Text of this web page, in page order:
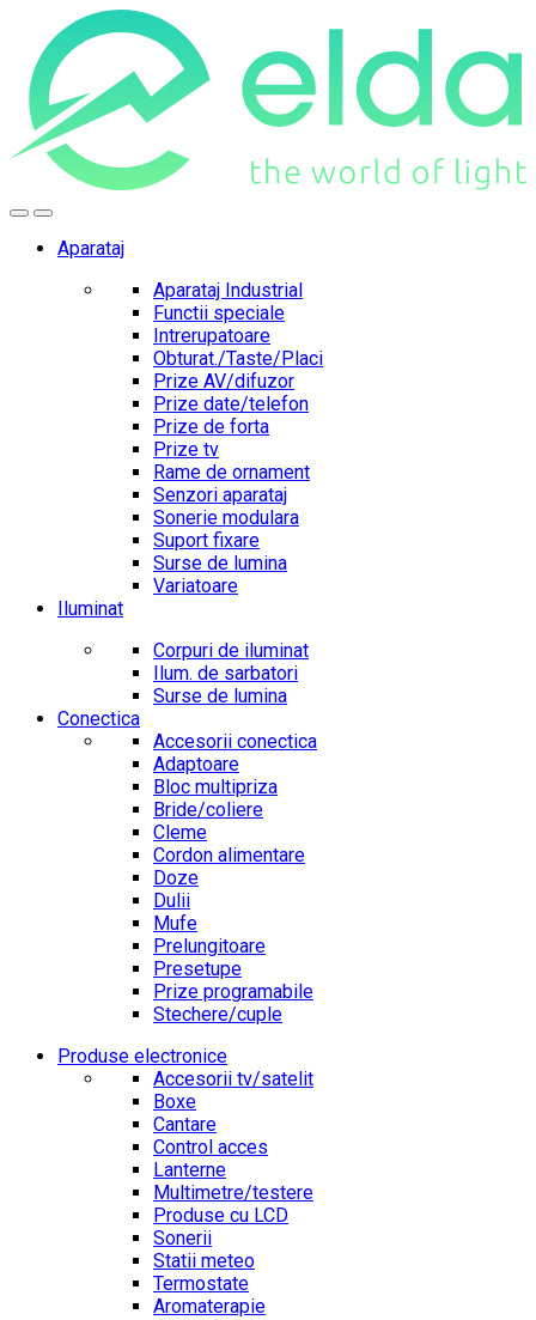
navigation
content
Aparataj
Aparataj Industrial
Functii speciale
Intrerupatoare
Obturat./Taste/Placi
Prize AV/difuzor
Prize date/telefon
Prize de forta
Prize tv
Rame de ornament
Senzori aparataj
Sonerie modulara
Suport fixare
Surse de lumina
Variatoare
Iluminat
Corpuri de iluminat
Ilum. de sarbatori
Surse de lumina
Conectica
Accesorii conectica
Adaptoare
Bloc multipriza
Bride/coliere
Cleme
Cordon alimentare
Doze
Dulii
Mufe
Prelungitoare
Presetupe
Prize programabile
Stechere/cuple
Produse electronice
Accesorii tv/satelit
Boxe
Cantare
Control acces
Lanterne
Multimetre/testere
Produse cu LCD
Sonerii
Statii meteo
Termostate
Aromaterapie